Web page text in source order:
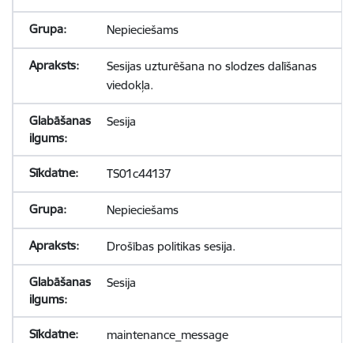
Nepieciešams
Sesijas uzturēšana no slodzes dalīšanas
viedokļa.
Sesija
TS01c44137
Nepieciešams
Drošības politikas sesija.
Sesija
maintenance_message